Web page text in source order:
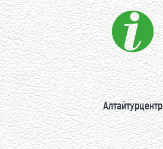
Алтайтурцентр